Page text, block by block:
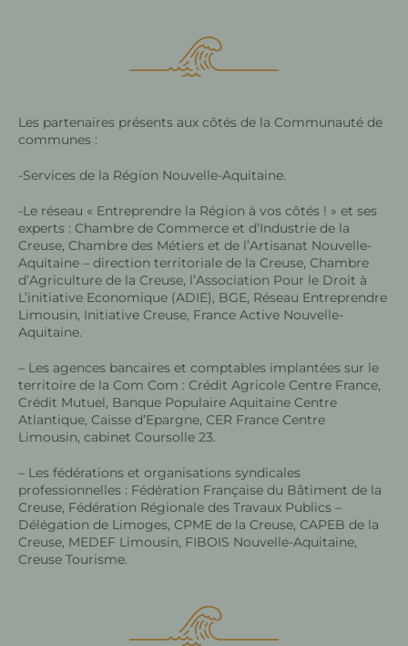
Les partenaires présents aux côtés de la Communauté de
communes :
-Services de la Région Nouvelle-Aquitaine.
-Le réseau « Entreprendre la Région à vos côtés ! » et ses
experts : Chambre de Commerce et d’Industrie de la
Creuse, Chambre des Métiers et de l’Artisanat Nouvelle-
Aquitaine – direction territoriale de la Creuse, Chambre
d’Agriculture de la Creuse, l’Association Pour le Droit à
L’initiative Economique (ADIE), BGE, Réseau Entreprendre
Limousin, Initiative Creuse, France Active Nouvelle-
Aquitaine.
– Les agences bancaires et comptables implantées sur le
territoire de la Com Com : Crédit Agricole Centre France,
Crédit Mutuel, Banque Populaire Aquitaine Centre
Atlantique, Caisse d’Epargne, CER France Centre
Limousin, cabinet Coursolle 23.
– Les fédérations et organisations syndicales
professionnelles : Fédération Française du Bâtiment de la
Creuse, Fédération Régionale des Travaux Publics –
Délégation de Limoges, CPME de la Creuse, CAPEB de la
Creuse, MEDEF Limousin, FIBOIS Nouvelle-Aquitaine,
Creuse Tourisme.